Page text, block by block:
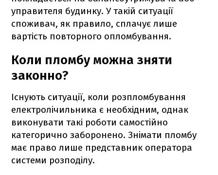
управителя будинку. У такій ситуації
споживач, як правило, сплачує лише
вартість повторного опломбування.
Коли пломбу можна зняти
законно?
Існують ситуації, коли розпломбування
електролічильника є необхідним, однак
виконувати такі роботи самостійно
категорично заборонено. Знімати пломбу
має право лише представник оператора
системи розподілу.